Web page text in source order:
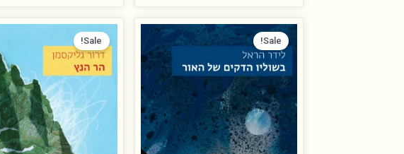
Sale!
המחיר
המקורי
₪ 98.00.
המחיר
הנוכחי
הוא:
₪ 60.00.
Sale!
המחיר
₪ 98.00.